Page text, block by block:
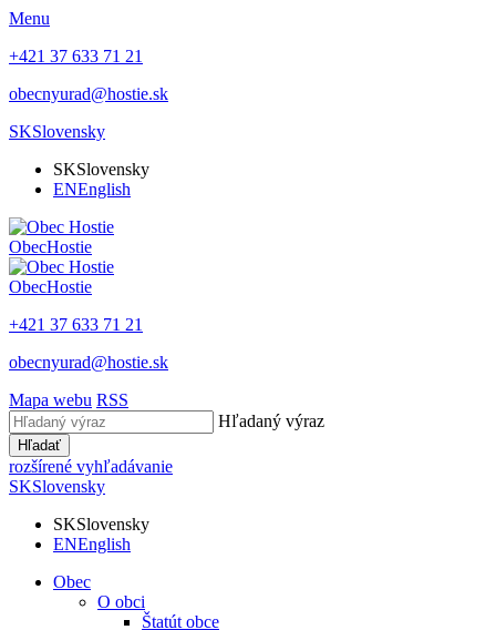
Menu
+421 37 633 71 21
obecnyurad@hostie.sk
SKSlovensky
SKSlovensky
ENEnglish
ObecHostie
ObecHostie
+421 37 633 71 21
obecnyurad@hostie.sk
Mapa webu RSS
Hľadaný výraz
Hľadať
rozšírené vyhľadávanie
SKSlovensky
SKSlovensky
ENEnglish
Obec
O obci
Štatút obce